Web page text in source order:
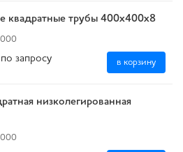
квадратные трубы 400x400x8
по запросу в корзину
низколегированная